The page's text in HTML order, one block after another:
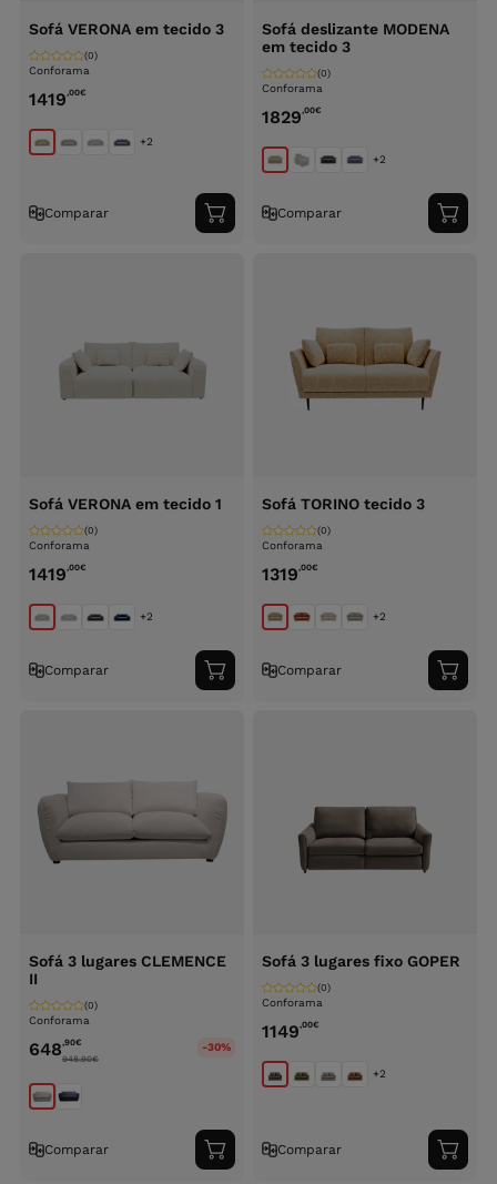
Sofá VERONA em tecido 3
Conforama
(0)
1419,00€
+2
Comparar
Adicionar
ao
Sofá deslizante MODENA
em tecido 3
Conforama
(0)
1829,00€
+2
Comparar
ao
Sofá VERONA em tecido 1
Conforama
(0)
1419,00€
+2
Comparar
Adicionar
ao
Sofá TORINO tecido 3
Conforama
(0)
1319,00€
+2
Comparar
ao
Sofá 3 lugares CLEMENCE
II
Conforama
(0)
648,90€
948.90€
-30%
Comparar
Adicionar
ao
Sofá 3 lugares fixo GOPER
Conforama
(0)
1149,00€
+2
Comparar
ao